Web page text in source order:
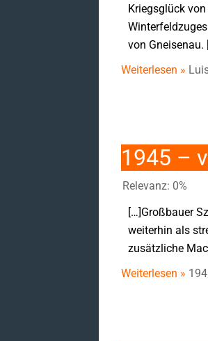
Kriegsglück
von Gneisenau.
Weiterlesen »
1945 –
Relevanz: 0%
[…]Großbauer
weiterhin als
zusätzliche
Weiterlesen »